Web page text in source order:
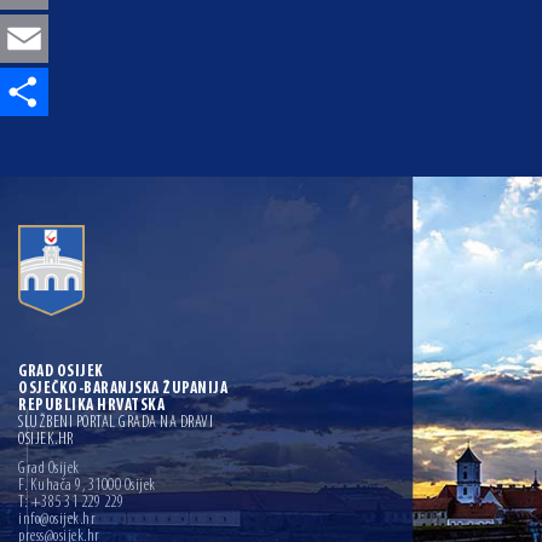
GRAD OSIJEK
OSJEČKO-BARANJSKA ŽUPANIJA
REPUBLIKA HRVATSKA
SLUŽBENI PORTAL GRADA NA DRAVI
OSIJEK.HR
Grad Osijek
F. Kuhača 9, 31000 Osijek
T: +385 31 229 229
info@osijek.hr
press@osijek.hr